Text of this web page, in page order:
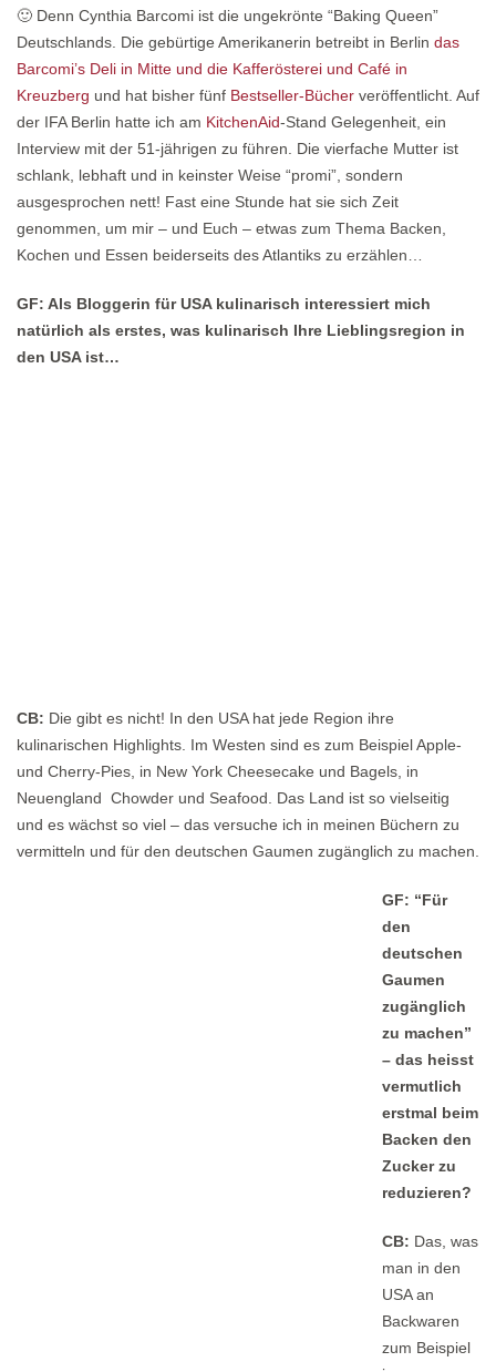
🙂 Denn Cynthia Barcomi ist die ungekrönte “Baking Queen”
Deutschlands. Die gebürtige Amerikanerin betreibt in Berlin das
Barcomi’s Deli in Mitte und die Kafferösterei und Café in
Kreuzberg und hat bisher fünf Bestseller-Bücher veröffentlicht. Auf
der IFA Berlin hatte ich am KitchenAid-Stand Gelegenheit, ein
Interview mit der 51-jährigen zu führen. Die vierfache Mutter ist
schlank, lebhaft und in keinster Weise “promi”, sondern
ausgesprochen nett! Fast eine Stunde hat sie sich Zeit
genommen, um mir – und Euch – etwas zum Thema Backen,
Kochen und Essen beiderseits des Atlantiks zu erzählen…
GF: Als Bloggerin für USA kulinarisch interessiert mich
natürlich als erstes, was kulinarisch Ihre Lieblingsregion in
den USA ist…
CB: Die gibt es nicht! In den USA hat jede Region ihre
kulinarischen Highlights. Im Westen sind es zum Beispiel Apple-
und Cherry-Pies, in New York Cheesecake und Bagels, in
Neuengland Chowder und Seafood. Das Land ist so vielseitig
und es wächst so viel – das versuche ich in meinen Büchern zu
vermitteln und für den deutschen Gaumen zugänglich zu machen.
GF: “Für
den
deutschen
Gaumen
zugänglich
zu machen”
– das heisst
vermutlich
erstmal beim
Backen den
Zucker zu
reduzieren?
CB: Das, was
man in den
USA an
Backwaren
zum Beispiel